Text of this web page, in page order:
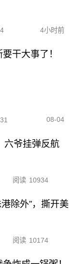
4小时前
干大事了！
08-04
六爷挂弹反航
阅读 10934
除外”，撕开美
阅读 10174